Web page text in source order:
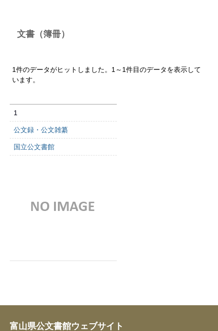
文書（簿冊）
1件のデータがヒットしました。1～1件目のデータを表示して
います。
1
公文録・公文雑纂
国立公文書館
富山県公文書館ウェブサイト